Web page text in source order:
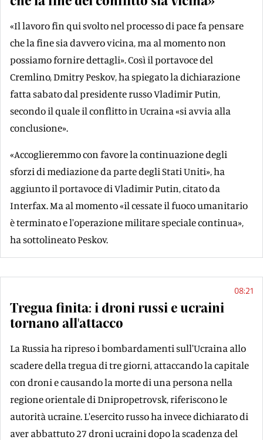
«Il lavoro fin qui svolto nel processo di pace fa pensare
che la fine sia davvero vicina, ma al momento non
possiamo fornire dettagli». Così il portavoce del
Cremlino, Dmitry Peskov, ha spiegato la dichiarazione
fatta sabato dal presidente russo Vladimir Putin,
secondo il quale il conflitto in Ucraina «si avvia alla
conclusione».
«Accoglieremmo con favore la continuazione degli
sforzi di mediazione da parte degli Stati Uniti», ha
aggiunto il portavoce di Vladimir Putin, citato da
Interfax. Ma al momento «il cessate il fuoco umanitario
è terminato e l'operazione militare speciale continua»,
ha sottolineato Peskov.
08:21
Tregua finita: i droni russi e ucraini
tornano all'attacco
La Russia ha ripreso i bombardamenti sull'Ucraina allo
scadere della tregua di tre giorni, attaccando la capitale
con droni e causando la morte di una persona nella
regione orientale di Dnipropetrovsk, riferiscono le
autorità ucraine. L'esercito russo ha invece dichiarato di
aver abbattuto 27 droni ucraini dopo la scadenza del